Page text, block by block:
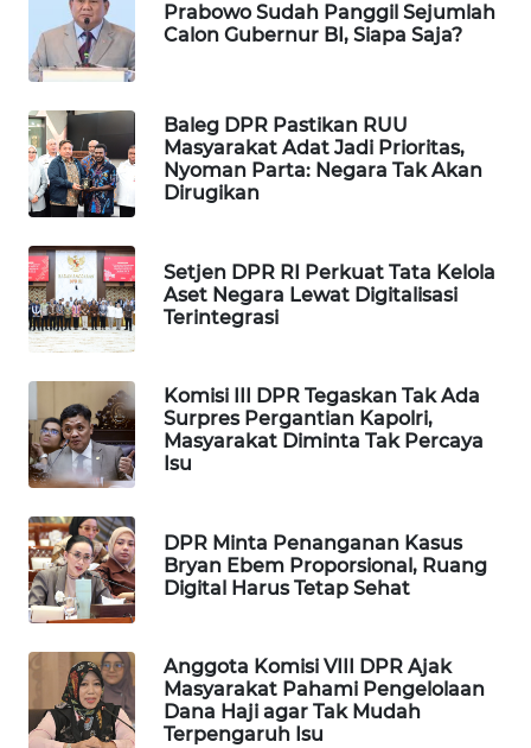
Prabowo Sudah Panggil Sejumlah
Calon Gubernur BI, Siapa Saja?
Baleg DPR Pastikan RUU
Masyarakat Adat Jadi Prioritas,
Nyoman Parta: Negara Tak Akan
Dirugikan
Setjen DPR RI Perkuat Tata Kelola
Aset Negara Lewat Digitalisasi
Terintegrasi
Komisi III DPR Tegaskan Tak Ada
Surpres Pergantian Kapolri,
Masyarakat Diminta Tak Percaya
Isu
DPR Minta Penanganan Kasus
Bryan Ebem Proporsional, Ruang
Digital Harus Tetap Sehat
Anggota Komisi VIII DPR Ajak
Masyarakat Pahami Pengelolaan
Dana Haji agar Tak Mudah
Terpengaruh Isu